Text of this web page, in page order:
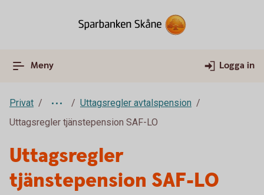
Meny Logga in
Privat
Uttagsregler avtalspension
Uttagsregler tjänstepension SAF-LO
Uttagsregler
tjänstepension SAF-LO